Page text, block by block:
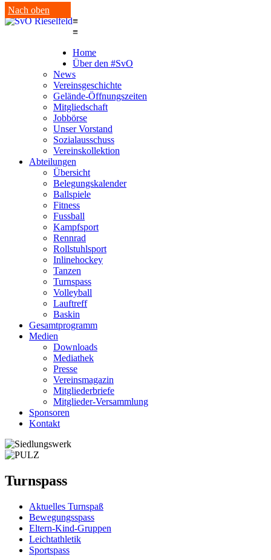
Nach oben
≡
≡
Home
Über den #SvO
News
Vereinsgeschichte
Gelände-Öffnungszeiten
Mitgliedschaft
Jobbörse
Unser Vorstand
Sozialausschuss
Vereinskollektion
Abteilungen
Übersicht
Belegungskalender
Ballspiele
Fitness
Fussball
Kampfsport
Rennrad
Rollstuhlsport
Inlinehockey
Tanzen
Turnspass
Volleyball
Lauftreff
Baskin
Gesamtprogramm
Medien
Downloads
Mediathek
Presse
Vereinsmagazin
Mitgliederbriefe
Mitglieder-Versammlung
Sponsoren
Kontakt
Turnspass
Aktuelles Turnspaß
Bewegungsspass
Eltern-Kind-Gruppen
Leichtathletik
Sportspass